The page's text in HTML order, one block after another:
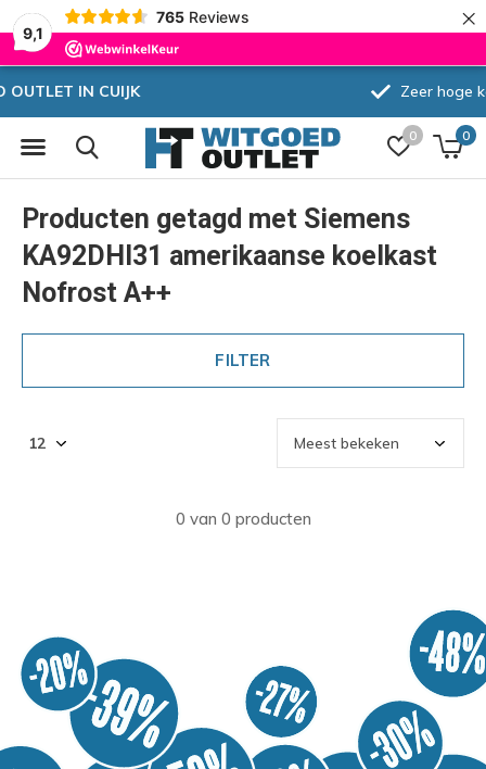
9,1
765 Reviews ×
0 0
Producten getagd met Siemens
KA92DHI31 amerikaanse koelkast
Nofrost A++
FILTER
0 van 0 producten